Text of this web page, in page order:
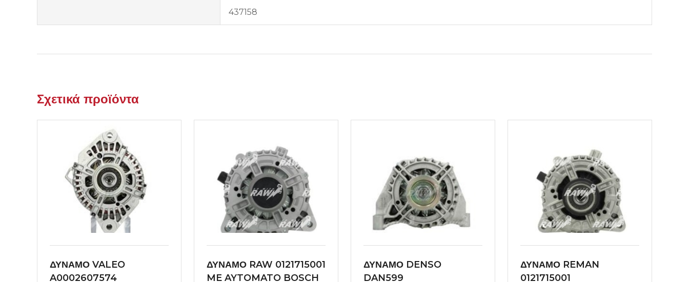
437158
Σχετικά προϊόντα
ΔΥΝΑΜΟ VALEO
A0002607574
ΔΥΝΑΜΟ RAW 0121715001
ME AYTOMATO BOSCH
ΔΥΝΑΜΟ DENSO
DAN599
ΔΥΝΑΜΟ REMAN
0121715001